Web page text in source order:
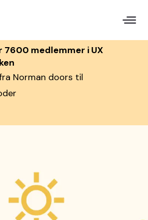
7600 medlemmer i UX
Norman doors til